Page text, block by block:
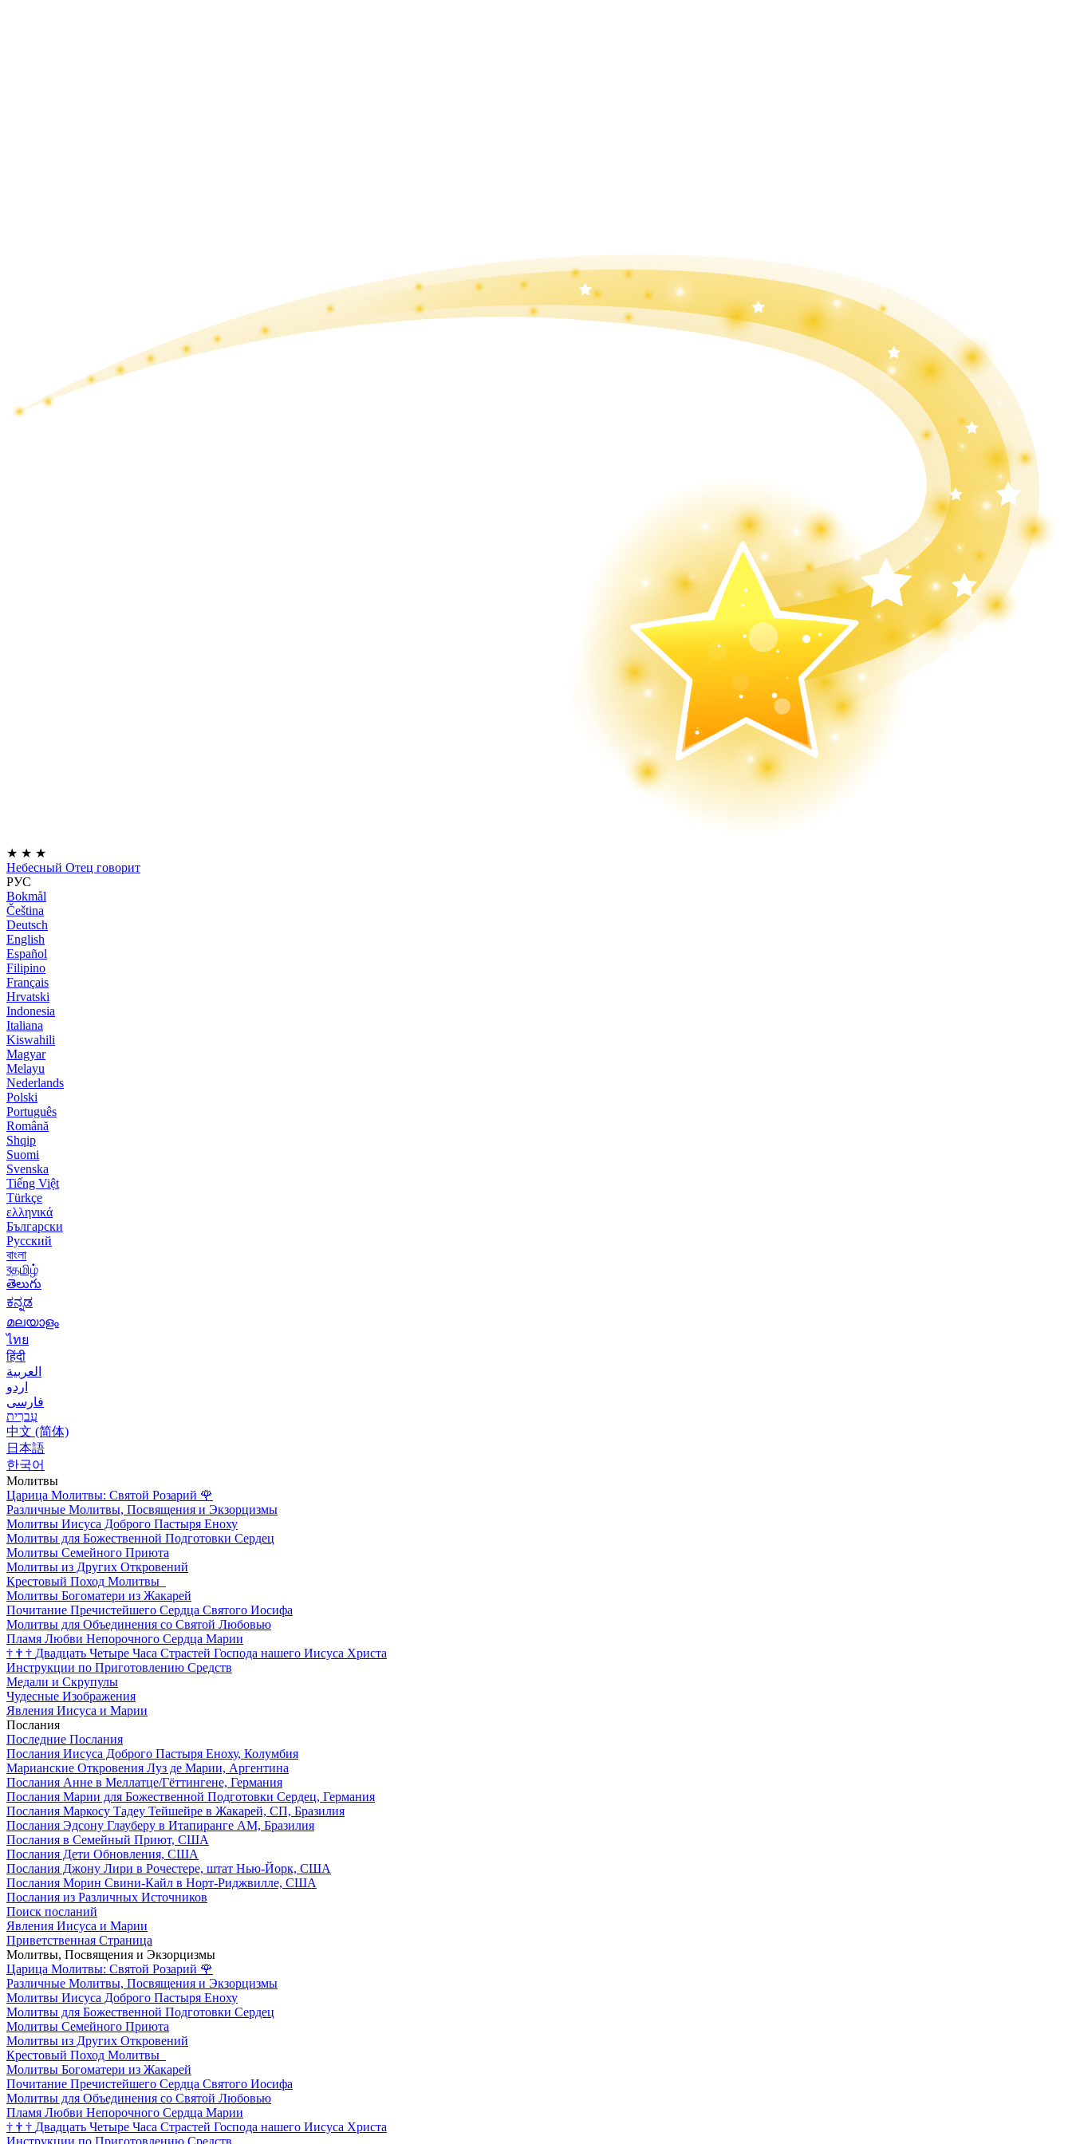
★ ★ ★
Небесный Отец говорит
РУС
Bokmål
Čeština
Deutsch
English
Español
Filipino
Français
Hrvatski
Indonesia
Italiana
Kiswahili
Magyar
Melayu
Nederlands
Polski
Português
Română
Shqip
Suomi
Svenska
Tiếng Việt
Türkçe
ελληνικά
Български
Русский
বাংলা
বதமிழ்
తెలుగు
ಕನ್ನಡ
മലയാളം
ไทย
हिंदी
العربية
اردو
فارسی
עִברִית
中文 (简体)
日本語
한국어
Молитвы
Царица Молитвы: Святой Розарий 🌹
Различные Молитвы, Посвящения и Экзорцизмы
Молитвы Иисуса Доброго Пастыря Еноху
Молитвы для Божественной Подготовки Сердец
Молитвы Семейного Приюта
Молитвы из Других Откровений
Крестовый Поход Молитвы
Молитвы Богоматери из Жакарей
Почитание Пречистейшего Сердца Святого Иосифа
Молитвы для Объединения со Святой Любовью
Пламя Любви Непорочного Сердца Марии
† † † Двадцать Четыре Часа Страстей Господа нашего Иисуса Христа
Инструкции по Приготовлению Средств
Медали и Скрупулы
Чудесные Изображения
Явления Иисуса и Марии
Послания
Последние Послания
Послания Иисуса Доброго Пастыря Еноху, Колумбия
Марианские Откровения Луз де Марии, Аргентина
Послания Анне в Меллатце/Гёттингене, Германия
Послания Марии для Божественной Подготовки Сердец, Германия
Послания Маркосу Тадеу Тейшейре в Жакарей, СП, Бразилия
Послания Эдсону Глауберу в Итапиранге AM, Бразилия
Послания в Семейный Приют, США
Послания Дети Обновления, США
Послания Джону Лири в Рочестере, штат Нью-Йорк, США
Послания Морин Свини-Кайл в Норт-Риджвилле, США
Послания из Различных Источников
Поиск посланий
Явления Иисуса и Марии
Приветственная Страница
Молитвы, Посвящения и Экзорцизмы
Царица Молитвы: Святой Розарий 🌹
Различные Молитвы, Посвящения и Экзорцизмы
Молитвы Иисуса Доброго Пастыря Еноху
Молитвы для Божественной Подготовки Сердец
Молитвы Семейного Приюта
Молитвы из Других Откровений
Крестовый Поход Молитвы
Молитвы Богоматери из Жакарей
Почитание Пречистейшего Сердца Святого Иосифа
Молитвы для Объединения со Святой Любовью
Пламя Любви Непорочного Сердца Марии
† † † Двадцать Четыре Часа Страстей Господа нашего Иисуса Христа
Инструкции по Приготовлению Средств